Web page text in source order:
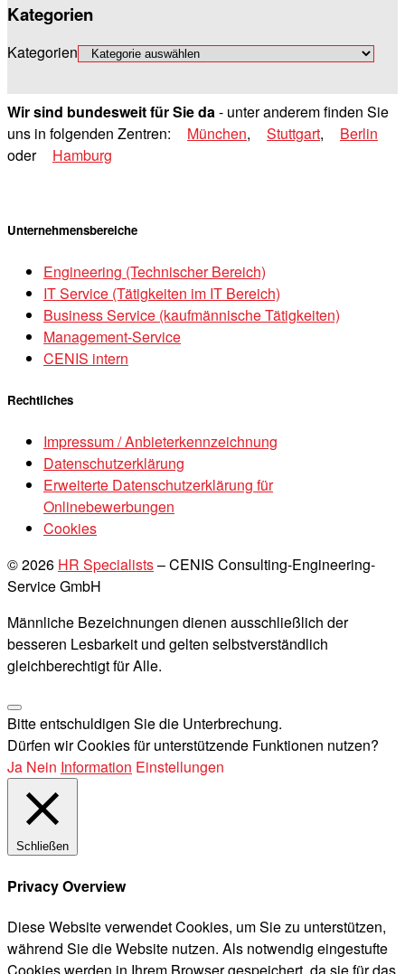
Kategorien
Kategorien
Wir sind bundesweit für Sie da- unter anderem finden Sie
uns in folgenden Zentren:
München, Stuttgart,
Berlin
oder
Hamburg
Unternehmensbereiche
Engineering (Technischer Bereich)
IT Service (Tätigkeiten im IT Bereich)
Business Service (kaufmännische Tätigkeiten)
Management-Service
CENIS intern
Rechtliches
Impressum / Anbieterkennzeichnung
Datenschutzerklärung
Erweiterte Datenschutzerklärung für
Onlinebewerbungen
Cookies
© 2026 HR Specialists–CENIS Consulting-Engineering-
Service GmbH
Männliche Bezeichnungen dienen ausschließlich der
besseren Lesbarkeit und gelten selbstverständlich
gleichberechtigt für Alle.
Bitte entschuldigen Sie die Unterbrechung.
Dürfen wir Cookies für unterstützende Funktionen nutzen?
Ja Nein Information Einstellungen
Schließen
Privacy Overview
Diese Website verwendet Cookies, um Sie zu unterstützen,
während Sie die Website nutzen. Als notwendig eingestufte